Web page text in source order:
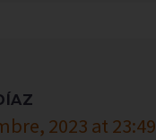
2023 at 23:49